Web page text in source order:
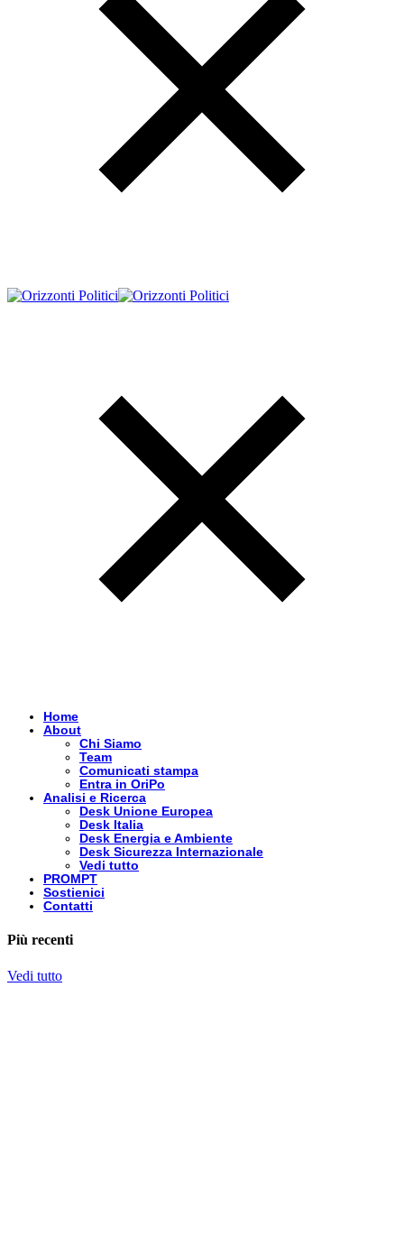
Home
About
Chi Siamo
Team
Comunicati stampa
Entra in OriPo
Analisi e Ricerca
Desk Unione Europea
Desk Italia
Desk Energia e Ambiente
Desk Sicurezza Internazionale
Vedi tutto
PROMPT
Sostienici
Contatti
Più recenti
Vedi tutto